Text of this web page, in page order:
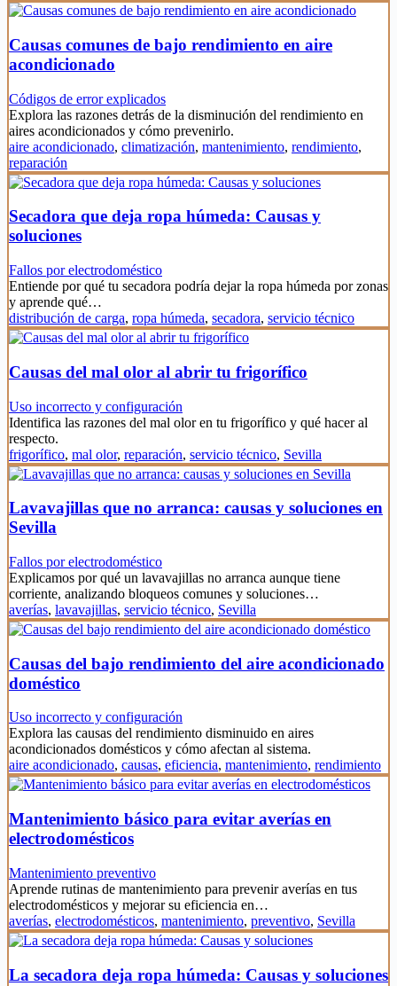
Causas comunes de bajo rendimiento en aire
acondicionado
Códigos de error explicados
Explora las razones detrás de la disminución del rendimiento en
aires acondicionados y cómo prevenirlo.
aire acondicionado, climatización, mantenimiento, rendimiento,
reparación
Secadora que deja ropa húmeda: Causas y
soluciones
Fallos por electrodoméstico
Entiende por qué tu secadora podría dejar la ropa húmeda por zonas
y aprende qué…
distribución de carga, ropa húmeda, secadora, servicio técnico
Causas del mal olor al abrir tu frigorífico
Uso incorrecto y configuración
Identifica las razones del mal olor en tu frigorífico y qué hacer al
respecto.
frigorífico, mal olor, reparación, servicio técnico, Sevilla
Lavavajillas que no arranca: causas y soluciones en
Sevilla
Fallos por electrodoméstico
Explicamos por qué un lavavajillas no arranca aunque tiene
corriente, analizando bloqueos comunes y soluciones…
averías, lavavajillas, servicio técnico, Sevilla
Causas del bajo rendimiento del aire acondicionado
doméstico
Uso incorrecto y configuración
Explora las causas del rendimiento disminuido en aires
acondicionados domésticos y cómo afectan al sistema.
aire acondicionado, causas, eficiencia, mantenimiento, rendimiento
Mantenimiento básico para evitar averías en
electrodomésticos
Mantenimiento preventivo
Aprende rutinas de mantenimiento para prevenir averías en tus
electrodomésticos y mejorar su eficiencia en…
averías, electrodomésticos, mantenimiento, preventivo, Sevilla
La secadora deja ropa húmeda: Causas y soluciones